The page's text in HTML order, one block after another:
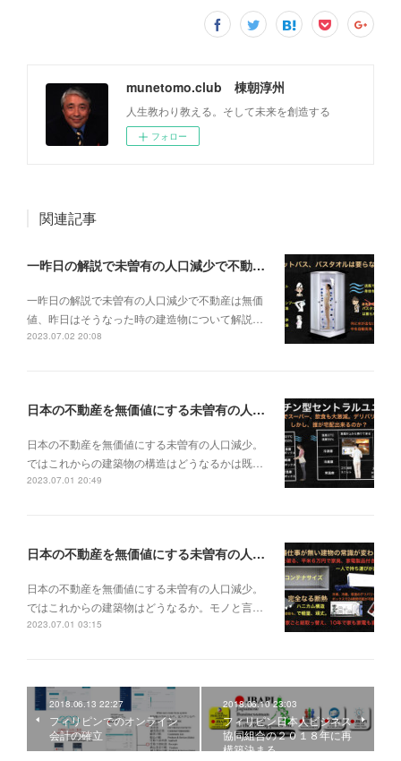
munetomo.club 棟朝淳州
人生教わり教える。そして未来を創造する
フォロー
関連記事
一昨日の解説で未曽有の人口減少で不動産は無価値、昨日はそうなった時の建造物について解説、今日からはその設備について解説をして行く。
一昨日の解説で未曽有の人口減少で不動産は無価
値、昨日はそうなった時の建造物について解説…
2023.07.02 20:08
日本の不動産を無価値にする未曽有の人口減少。ではこれからの建築物の構造はどうなるかは既に解説した。今はその内部の内容。その1
日本の不動産を無価値にする未曽有の人口減少。
ではこれからの建築物の構造はどうなるかは既…
2023.07.01 20:49
日本の不動産を無価値にする未曽有の人口減少。ではこれからの建築物はどうなるか。
日本の不動産を無価値にする未曽有の人口減少。
ではこれからの建築物はどうなるか。モノと言…
2023.07.01 03:15
2018.06.13 22:27
フィリピンでのオンライン
会計の確立
2018.06.10 23:03
フィリピン日本人ビジネス
協同組合の２０１８年に再
構築決まる